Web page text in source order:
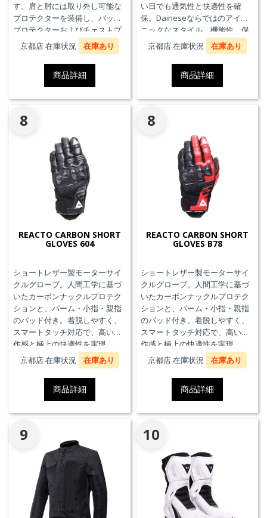
す。肩と肘には取り外し可能な
プロテクターを装備し、バック
プロテクターおよびチェストプ
ロテクターにも対応していま
す。
京都店 在庫状況 在庫あり
商品詳細
い日でも通気性と快適性を確
保。Daineseならではのアイコ
ニックなスタイル、機能性、保
護性能を兼ね備え、郊外でのツ
ーリングや都市での通勤に最適
京都店 在庫状況 在庫あり
商品詳細
8
REACTO CARBON SHORT
GLOVES 604
ショートレザー製モーターサイ
クルグローブ。人間工学に基づ
いたカーボンナックルプロテク
ションと、パーム・小指・親指
のパッド付き。着脱しやすく、
スマートタッチ対応で、高い操
作感と極上の快適性を実現。
京都店 在庫状況
在庫あり
商品詳細
8
REACTO CARBON SHORT
GLOVES B78
ショートレザー製モーターサイ
クルグローブ。人間工学に基づ
いたカーボンナックルプロテク
ションと、パーム・小指・親指
のパッド付き。着脱しやすく、
スマートタッチ対応で、高い操
作感と極上の快適性を実現。
京都店 在庫状況
在庫あり
商品詳細
9 10